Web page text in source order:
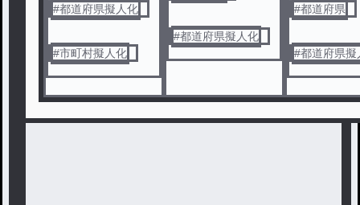
#都道府県擬人化
#市町村擬人化
#都道府県擬人化
#都道府県
#都道府県擬